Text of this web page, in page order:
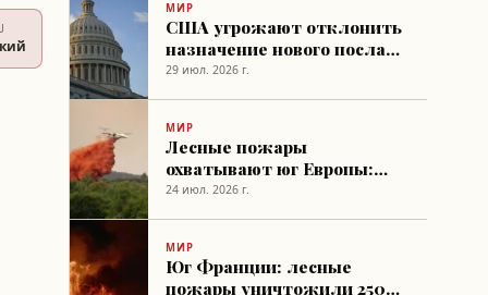
МИР
США угрожают отклонить
назначение нового посла
Франции из-за
29 июл. 2026 г.
МИР
Лесные пожары
охватывают юг Европы:
Франция просит
чрезвычайное положение
24 июл. 2026 г.
МИР
Юг Франции: лесные
пожары уничтожили 2500